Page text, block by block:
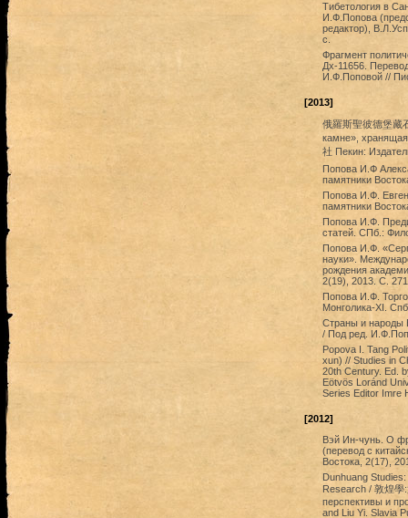
Тибетология в
И.Ф.Попова
редактор),
с.
Фрагмент
Дх-11656.
И.Ф.Поповой //
[2013]
俄羅斯聖彼德堡藏
камне»,
社 Пекин:
Попова И.Ф
памятники
Попова И.Ф.
памятники
Попова И.Ф.
статей. СПб.:
Попова И.Ф.
науки».
рождения
2(19), 2013. С.
Попова И.Ф.
Монголика-XI.
Страны и народы
/ Под ред.
Popova I. Tang
xun) // Studies in
20th Century. Ed.
Eötvös Loránd
Series Editor Imre
[2012]
Вэй Ин-чунь. О
(перевод с
Востока, 2(17),
Dunhuang
Research / 敦煌學
перспективы и
and Liu Yi. Slavia